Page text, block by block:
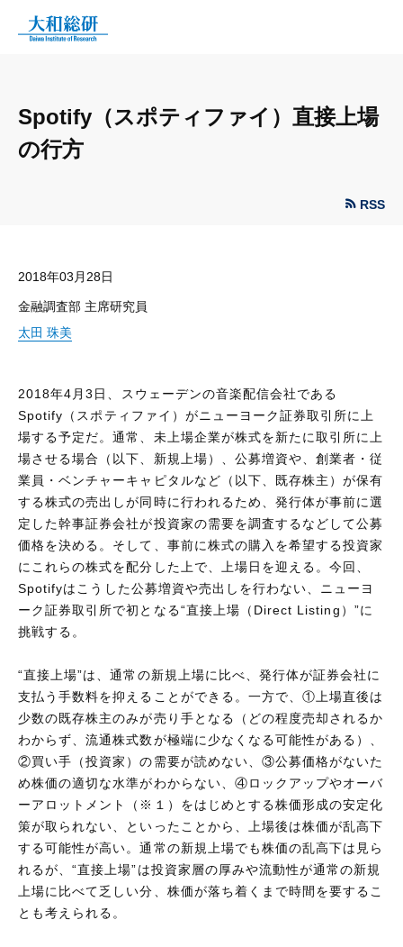
Spotify（スポティファイ）直接上場
の行方
RSS
2018年03月28日
金融調査部 主席研究員
太田 珠美
2018年4月3日、スウェーデンの音楽配信会社である
Spotify（スポティファイ）がニューヨーク証券取引所に上
場する予定だ。通常、未上場企業が株式を新たに取引所に上
場させる場合（以下、新規上場）、公募増資や、創業者・従
業員・ベンチャーキャピタルなど（以下、既存株主）が保有
する株式の売出しが同時に行われるため、発行体が事前に選
定した幹事証券会社が投資家の需要を調査するなどして公募
価格を決める。そして、事前に株式の購入を希望する投資家
にこれらの株式を配分した上で、上場日を迎える。今回、
Spotifyはこうした公募増資や売出しを行わない、ニューヨ
ーク証券取引所で初となる“直接上場（Direct Listing）”に
挑戦する。
“直接上場”は、通常の新規上場に比べ、発行体が証券会社に
支払う手数料を抑えることができる。一方で、①上場直後は
少数の既存株主のみが売り手となる（どの程度売却されるか
わからず、流通株式数が極端に少なくなる可能性がある）、
②買い手（投資家）の需要が読めない、③公募価格がないた
め株価の適切な水準がわからない、④ロックアップやオーバ
ーアロットメント（※１）をはじめとする株価形成の安定化
策が取られない、といったことから、上場後は株価が乱高下
する可能性が高い。通常の新規上場でも株価の乱高下は見ら
れるが、“直接上場”は投資家層の厚みや流動性が通常の新規
上場に比べて乏しい分、株価が落ち着くまで時間を要するこ
とも考えられる。